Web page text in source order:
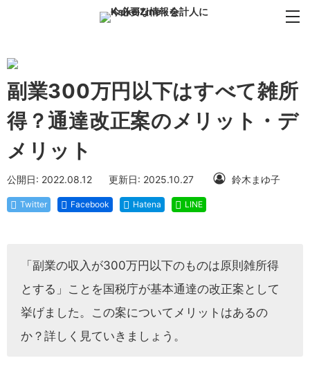
副業300万円以下はすべて雑所
得？通達改正案のメリット・デ
メリット
公開日: 2022.08.12 更新日: 2025.10.27 鈴木まゆ子
Twitter Facebook Hatena LINE
「副業の収入が300万円以下のものは原則雑所得
とする」ことを国税庁が基本通達の改正案として
挙げました。この案についてメリットはあるの
か？詳しく見ていきましょう。